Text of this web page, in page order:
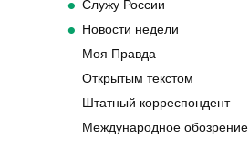
Служу России
Новости недели
Моя Правда
Открытым текстом
Штатный корреспондент
Международное обозрение